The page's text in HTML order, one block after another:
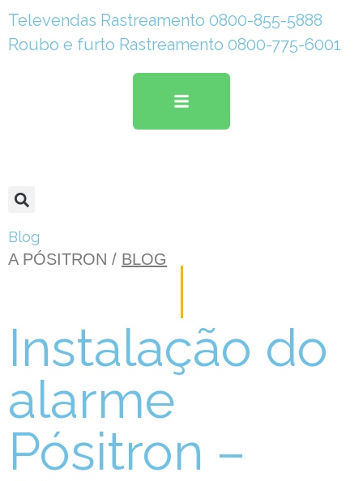
Televendas Rastreamento 0800-855-5888
Roubo e furto Rastreamento 0800-775-6001
Blog
A PÓSITRON / BLOG
Instalação do
alarme
Pósitron –